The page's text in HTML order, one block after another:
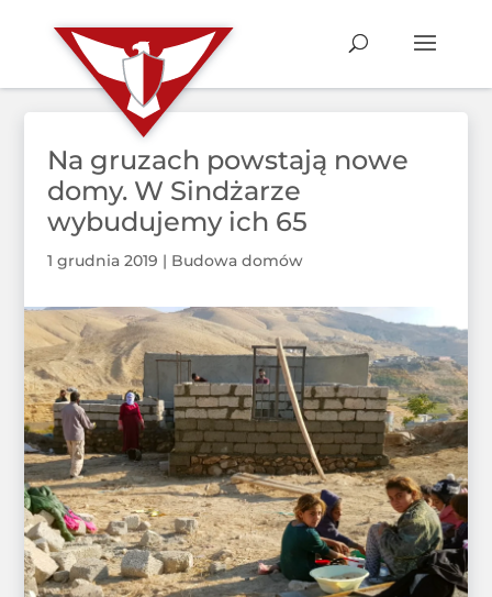
Na gruzach powstają nowe
domy. W Sindżarze
wybudujemy ich 65
1 grudnia 2019 | Budowa domów